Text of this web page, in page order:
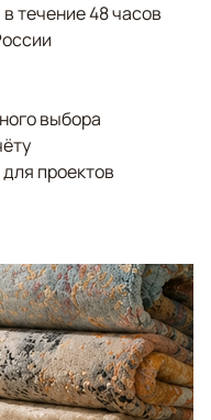
течение 48 часов
выбора
проектов